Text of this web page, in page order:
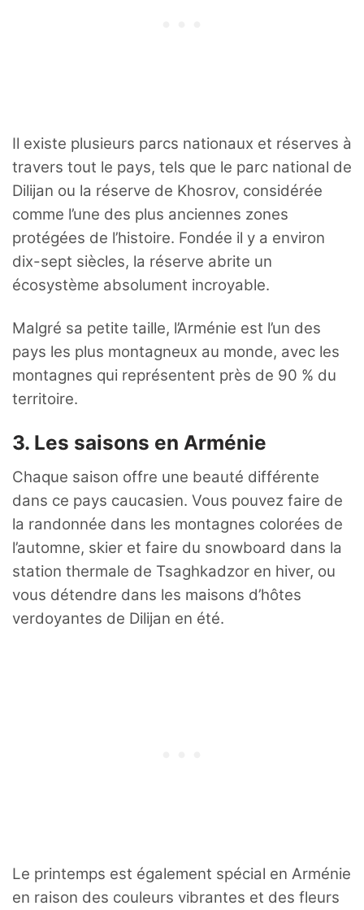
Il existe plusieurs parcs nationaux et réserves à
travers tout le pays, tels que le parc national de
Dilijan ou la réserve de Khosrov, considérée
comme l’une des plus anciennes zones
protégées de l’histoire. Fondée il y a environ
dix-sept siècles, la réserve abrite un
écosystème absolument incroyable.
Malgré sa petite taille, l’Arménie est l’un des
pays les plus montagneux au monde, avec les
montagnes qui représentent près de 90 % du
territoire.
3. Les saisons en Arménie
Chaque saison offre une beauté différente
dans ce pays caucasien. Vous pouvez faire de
la randonnée dans les montagnes colorées de
l’automne, skier et faire du snowboard dans la
station thermale de Tsaghkadzor en hiver, ou
vous détendre dans les maisons d’hôtes
verdoyantes de Dilijan en été.
Le printemps est également spécial en Arménie
en raison des couleurs vibrantes et des fleurs